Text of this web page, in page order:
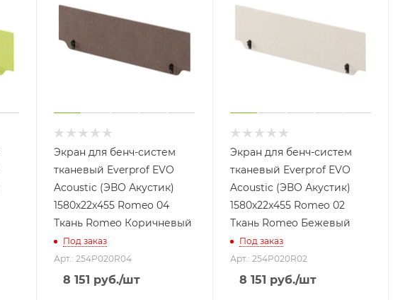
Экран для бенч-систем
тканевый Everprof EVO
Acoustic (ЭВО Акустик)
1580х22x455 Romeo 04
Ткань Romeo Коричневый
Под заказ
Арт.: 254P020R04
8 151 руб./шт
Экран для бенч-систем
тканевый Everprof EVO
Acoustic (ЭВО Акустик)
1580х22x455 Romeo 02
Ткань Romeo Бежевый
Под заказ
Арт.: 254P020R02
8 151 руб./шт